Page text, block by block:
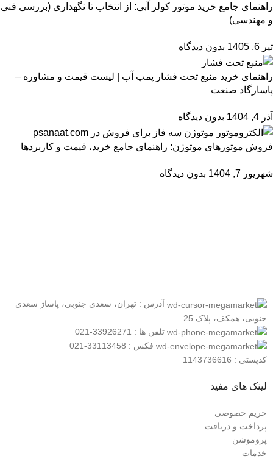
راهنمای جامع خرید موتور کولر آبی: از انتخاب تا نگهداری (بررسی فنی
و مهندسی)
تیر 6, 1405 بدون دیدگاه
راهنمای خرید منبع تحت فشار پمپ آب | لیست قیمت و مشاوره –
پاسارگاد صنعت
آذر 4, 1404 بدون دیدگاه
فروش موتورهای موتوژن: راهنمای جامع خرید، قیمت و کاربردها
شهریور 7, 1404 بدون دیدگاه
آدرس : تهران، سعدی جنوبی، پاساژ سعدی
جنوبی، همکف، پلاک 25
تلفن ها : 33926271-021
فکس : 33113458-021
کدپستی : 1143736616
لینک های مفید
حریم خصوصی
پرداخت و دریافت
پروموشن
خدمات